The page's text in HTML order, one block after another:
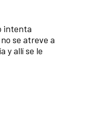
intenta
se atreve a
y allí se le